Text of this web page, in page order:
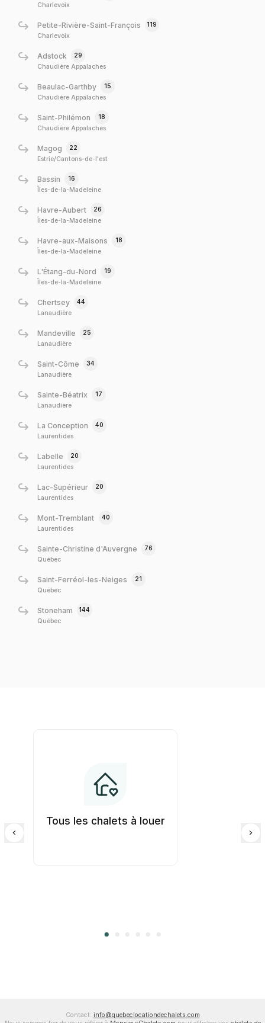
Charlevoix
Petite-Rivière-Saint-François
119
Charlevoix
Adstock
29
Chaudière Appalaches
Beaulac-Garthby
15
Chaudière Appalaches
Saint-Philémon
18
Chaudière Appalaches
Magog
22
Estrie/Cantons-de-l'est
Bassin
16
Îles-de-la-Madeleine
Havre-Aubert
26
Îles-de-la-Madeleine
Havre-aux-Maisons
18
Îles-de-la-Madeleine
L'Étang-du-Nord
19
Îles-de-la-Madeleine
Chertsey
44
Lanaudière
Mandeville
25
Lanaudière
Saint-Côme
34
Lanaudière
Sainte-Béatrix
17
Lanaudière
La Conception
40
Laurentides
Labelle
20
Laurentides
Lac-Supérieur
20
Laurentides
Mont-Tremblant
40
Laurentides
Sainte-Christine d'Auvergne
76
Québec
Saint-Ferréol-les-Neiges
21
Québec
Stoneham
144
Québec
Tous les chalets à louer
Contact: info@quebeclocationdechalets.com